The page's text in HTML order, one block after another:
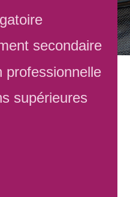
secondaire
professionnelle
supérieures